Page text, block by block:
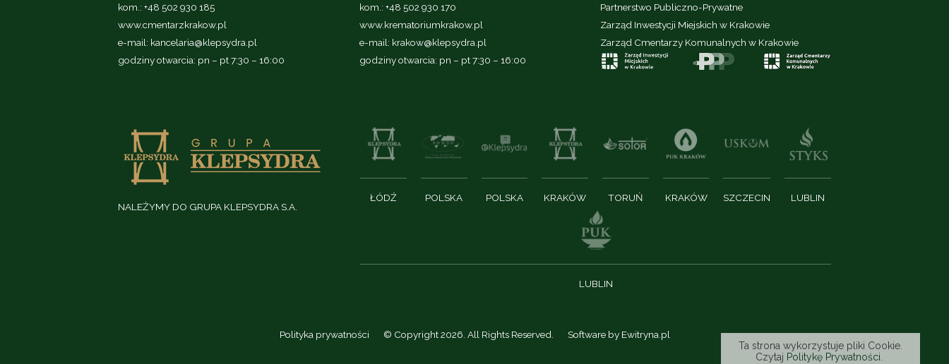
kom.: +48 502 930 185
www.cmentarzkrakow.pl
e-mail: kancelaria@klepsydra.pl
godziny otwarcia: pn – pt 7:30 – 16:00
kom.: +48 502 930 170
www.krematoriumkrakow.pl
e-mail: krakow@klepsydra.pl
godziny otwarcia: pn – pt 7:30 – 16:00
Partnerstwo Publiczno-Prywatne
Zarząd Inwestycji Miejskich w Krakowie
Zarząd Cmentarzy Komunalnych w Krakowie
NALEŻYMY DO GRUPA KLEPSYDRA S.A.
ŁÓDŹ POLSKA POLSKA KRAKÓW TORUŃ KRAKÓW SZCZECIN LUBLIN
LUBLIN
Polityka prywatności © Copyright 2026. All Rights Reserved. Software by Ewitryna.pl
Ta strona wykorzystuje pliki Cookie.
Czytaj Politykę Prywatności.